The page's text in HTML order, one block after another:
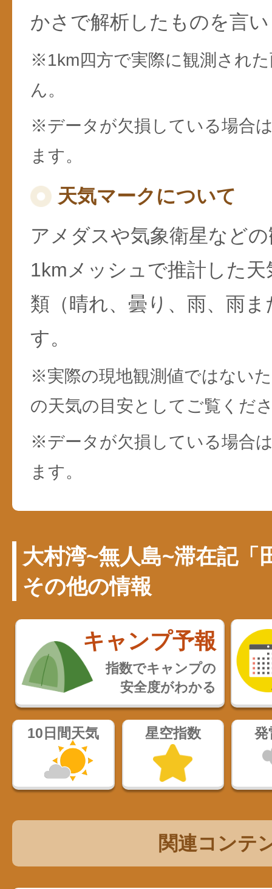
かさで解析したものを言
※1km四方で実際に観測され
ん。
※データが欠損している場合
ます。
天気マークについて
アメダスや気象衛星など
1kmメッシュで推計した
類（晴れ、曇り、雨、雨
す。
※実際の現地観測値ではない
の天気の目安としてご覧くだ
※データが欠損している場合
ます。
大村湾~無人島~滞在記「
その他の情報
キャンプ予報
指数でキャンプの
安全度がわかる
10日間天気 星空指数 発
関連コンテ